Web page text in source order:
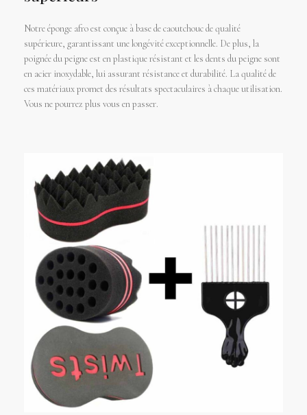
Notre éponge afro est conçue à base de caoutchouc de qualité
supérieure, garantissant une longévité exceptionnelle. De plus, la
poignée du peigne est en plastique résistant et les dents du peigne sont
en acier inoxydable, lui assurant résistance et durabilité. La qualité de
ces matériaux promet des résultats spectaculaires à chaque utilisation.
Vous ne pourrez plus vous en passer.